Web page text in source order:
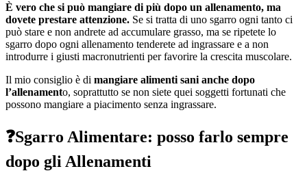
È vero che si può mangiare di più dopo un allenamento, ma
dovete prestare attenzione. Se si tratta di uno sgarro ogni tanto ci
può stare e non andrete ad accumulare grasso, ma se ripetete lo
sgarro dopo ogni allenamento tenderete ad ingrassare e a non
introdurre i giusti macronutrienti per favorire la crescita muscolare.
Il mio consiglio è di mangiare alimenti sani anche dopo
l’allenamento, soprattutto se non siete quei soggetti fortunati che
possono mangiare a piacimento senza ingrassare.
❓Sgarro Alimentare: posso farlo sempre
dopo gli Allenamenti